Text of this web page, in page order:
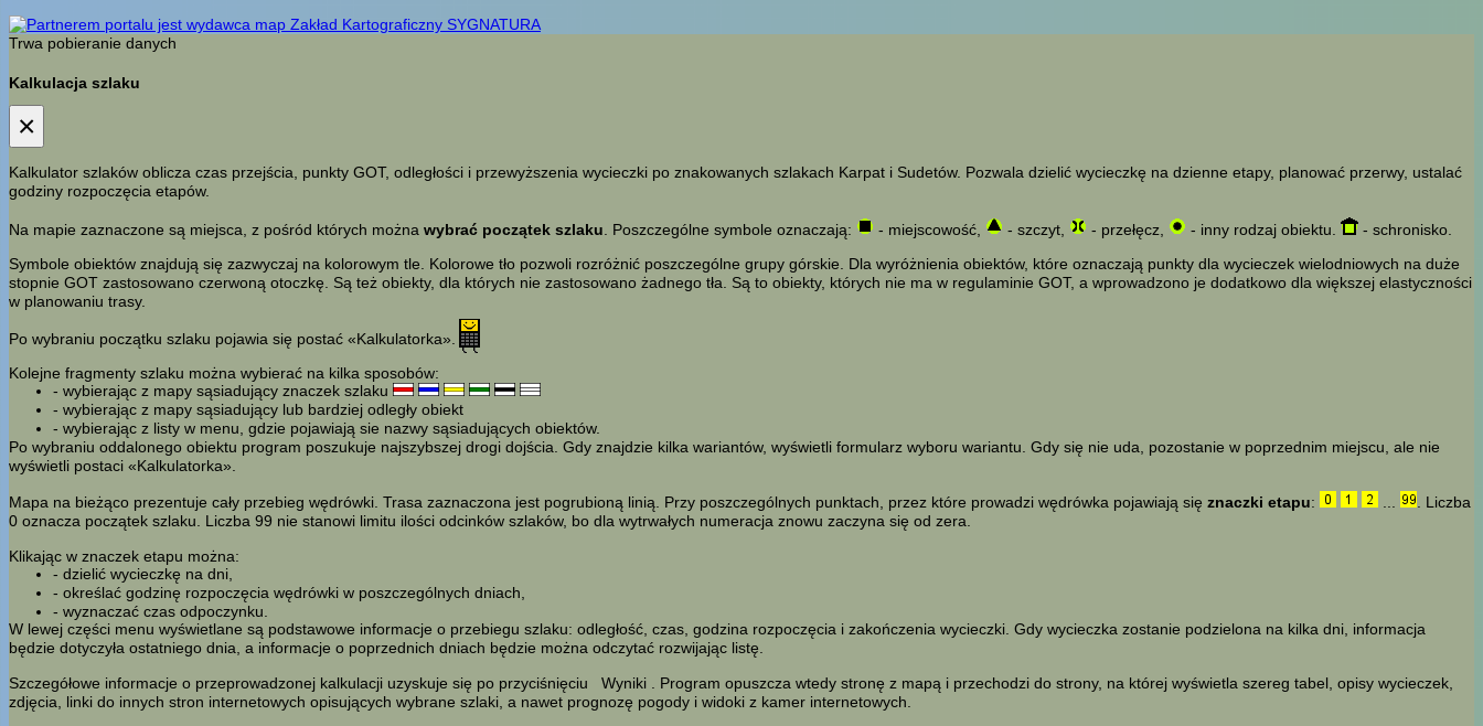
Trwa pobieranie danych
Kalkulacja szlaku
×
Kalkulator szlaków oblicza czas przejścia, punkty GOT, odległości i przewyższenia wycieczki po znakowanych szlakach Karpat i Sudetów. Pozwala dzielić wycieczkę na dzienne etapy, planować przerwy, ustalać
godziny rozpoczęcia etapów.
Na mapie zaznaczone są miejsca, z pośród których można wybrać początek szlaku . Poszczególne symbole oznaczają: - miejscowość, - szczyt, - przełęcz, - inny rodzaj obiektu.
- schronisko.
Symbole obiektów znajdują się zazwyczaj na kolorowym tle. Kolorowe tło pozwoli rozróżnić poszczególne grupy górskie. Dla wyróżnienia obiektów, które oznaczają punkty dla wycieczek wielodniowych na duże
stopnie GOT zastosowano czerwoną otoczkę. Są też obiekty, dla których nie zastosowano żadnego tła. Są to obiekty, których nie ma w regulaminie GOT, a wprowadzono je dodatkowo dla większej elastyczności
w planowaniu trasy.
Po wybraniu początku szlaku pojawia się postać «Kalkulatorka».
Kolejne fragmenty szlaku można wybierać na kilka sposobów:
- wybierając z mapy sąsiadujący znaczek szlaku
- wybierając z mapy sąsiadujący lub bardziej odległy obiekt
- wybierając z listy w menu, gdzie pojawiają sie nazwy sąsiadujących obiektów.
Po wybraniu oddalonego obiektu program poszukuje najszybszej drogi dojścia. Gdy znajdzie kilka wariantów, wyświetli formularz wyboru wariantu. Gdy się nie uda, pozostanie w poprzednim miejscu, ale nie
wyświetli postaci «Kalkulatorka».
Mapa na bieżąco prezentuje cały przebieg wędrówki. Trasa zaznaczona jest pogrubioną linią. Przy poszczególnych punktach, przez które prowadzi wędrówka pojawiają się znaczki etapu:
. Liczba
0 oznacza początek szlaku. Liczba 99 nie stanowi limitu ilości odcinków szlaków, bo dla wytrwałych numeracja znowu zaczyna się od zera.
Klikając w znaczek etapu można:
- dzielić wycieczkę na dni,
- określać godzinę rozpoczęcia wędrówki w poszczególnych dniach,
- wyznaczać czas odpoczynku.
W lewej części menu wyświetlane są podstawowe informacje o przebiegu szlaku: odległość, czas, godzina rozpoczęcia i zakończenia wycieczki. Gdy wycieczka zostanie podzielona na kilka dni, informacja
będzie dotyczyła ostatniego dnia, a informacje o poprzednich dniach będzie można odczytać rozwijając listę.
Szczegółowe informacje o przeprowadzonej kalkulacji uzyskuje się po przyciśnięciu
Wyniki
. Program opuszcza wtedy stronę z mapą i przechodzi do strony, na której wyświetla szereg tabel, opisy wycieczek,
zdjęcia, linki do innych stron internetowych opisujących wybrane szlaki, a nawet prognozę pogody i widoki z kamer internetowych.